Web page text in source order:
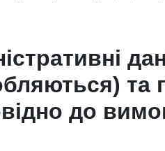
та
до